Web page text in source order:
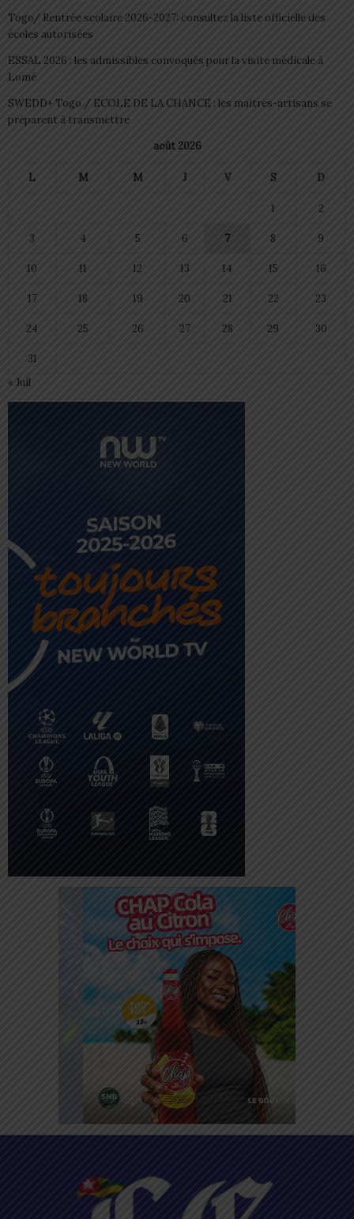
Togo/ Rentrée scolaire 2026-2027: consultez la liste officielle des
écoles autorisées
ESSAL 2026 : les admissibles convoqués pour la visite médicale à
Lomé
SWEDD+ Togo / ECOLE DE LA CHANCE : les maitres-artisans se
préparent à transmettre
août 2026
L M M J V S D
1 2
3 4 5 6 7 8 9
10 11 12 13 14 15 16
17 18 19 20 21 22 23
24 25 26 27 28 29 30
31
« Juil